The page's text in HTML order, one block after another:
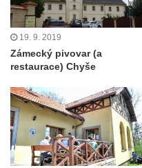
19. 9. 2019
Zámecký pivovar (a
restaurace) Chyše